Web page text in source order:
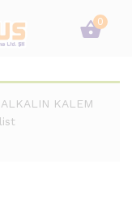
0
KALEM